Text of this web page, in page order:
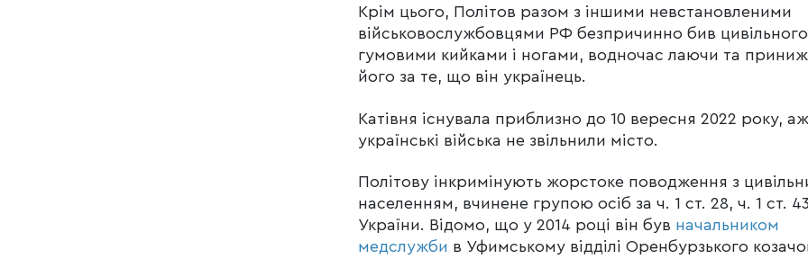
Крім цього, Політов разом з іншими невстановленими
військовослужбовцями РФ безпричинно бив цивільного
гумовими кийками і ногами, водночас лаючи та
його за те, що він українець.
Катівня існувала приблизно до 10 вересня 2022 року,
українські війська не звільнили місто.
Політову інкримінують жорстоке поводження з
населенням, вчинене групою осіб за ч. 1 ст. 28, ч. 1 ст.
України. Відомо, що у 2014 році він був начальником
медслужби в Уфимському відділі Оренбурзького